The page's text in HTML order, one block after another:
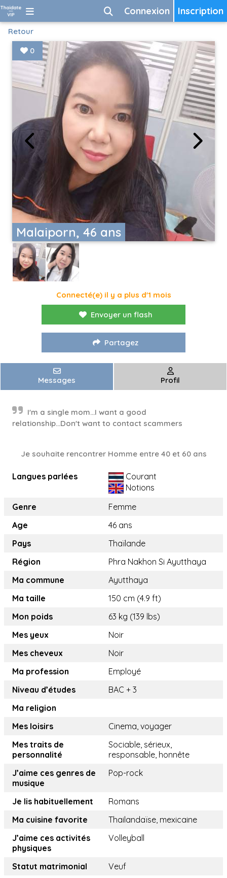
Inscription
Connexion
Retour
Malaiporn, 46 ans
0
Connecté(e) il y a plus d'1 mois
Envoyer un flash
Partagez
Messages Profil
I'm a single mom...I want a good
relationship...Don't want to contact scammers
Je souhaite rencontrer Homme entre 40 et 60 ans
Langues parlées
Courant
Notions
Genre
Femme
Age
46 ans
Pays
Thaïlande
Région
Phra Nakhon Si Ayutthaya
Ma commune
Ayutthaya
Ma taille
150 cm (4.9 ft)
Mon poids
63 kg (139 lbs)
Mes yeux
Noir
Mes cheveux
Noir
Ma profession
Employé
Niveau d’études
BAC + 3
Ma religion
Mes loisirs
Cinema, voyager
Mes traits de
personnalité
Sociable, sérieux,
responsable, honnête
J’aime ces genres de
musique
Pop-rock
Je lis habituellement
Romans
Ma cuisine favorite
Thailandaïse, mexicaine
J’aime ces activités
physiques
Volleyball
Statut matrimonial
Veuf